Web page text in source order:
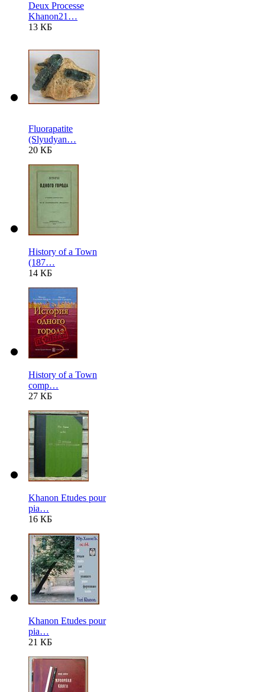
Deux Processe
Khanon21…
13 КБ
Fluorapatite
(Slyudyan…
20 КБ
History of a Town
(187…
14 КБ
History of a Town
comp…
27 КБ
Khanon Etudes pour
pia…
16 КБ
Khanon Etudes pour
pia…
21 КБ